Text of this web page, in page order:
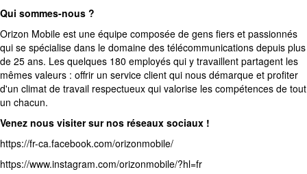
Qui sommes-nous ?
Orizon Mobile est une équipe composée de gens fiers et passionnés
qui se spécialise dans le domaine des télécommunications depuis plus
de 25 ans. Les quelques 180 employés qui y travaillent partagent les
mêmes valeurs : offrir un service client qui nous démarque et profiter
d'un climat de travail respectueux qui valorise les compétences de tout
un chacun.
Venez nous visiter sur nos réseaux sociaux !
https://fr-ca.facebook.com/orizonmobile/
https://www.instagram.com/orizonmobile/?hl=fr